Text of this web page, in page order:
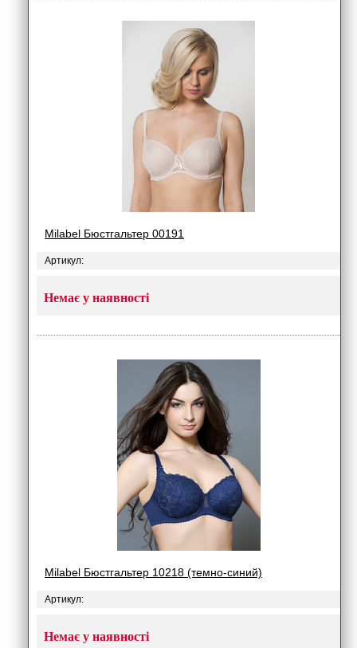
Milabel Бюстгальтер 00191
Артикул:
Немає у наявності
Milabel Бюстгальтер 10218 (темно-синий)
Артикул:
Немає у наявності